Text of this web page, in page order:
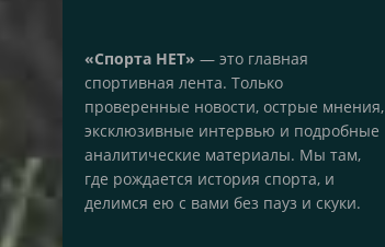
«Спорта НЕТ» — это главная
спортивная лента. Только
проверенные новости, острые мнения,
эксклюзивные интервью и подробные
аналитические материалы. Мы там,
где рождается история спорта, и
делимся ею с вами без пауз и скуки.